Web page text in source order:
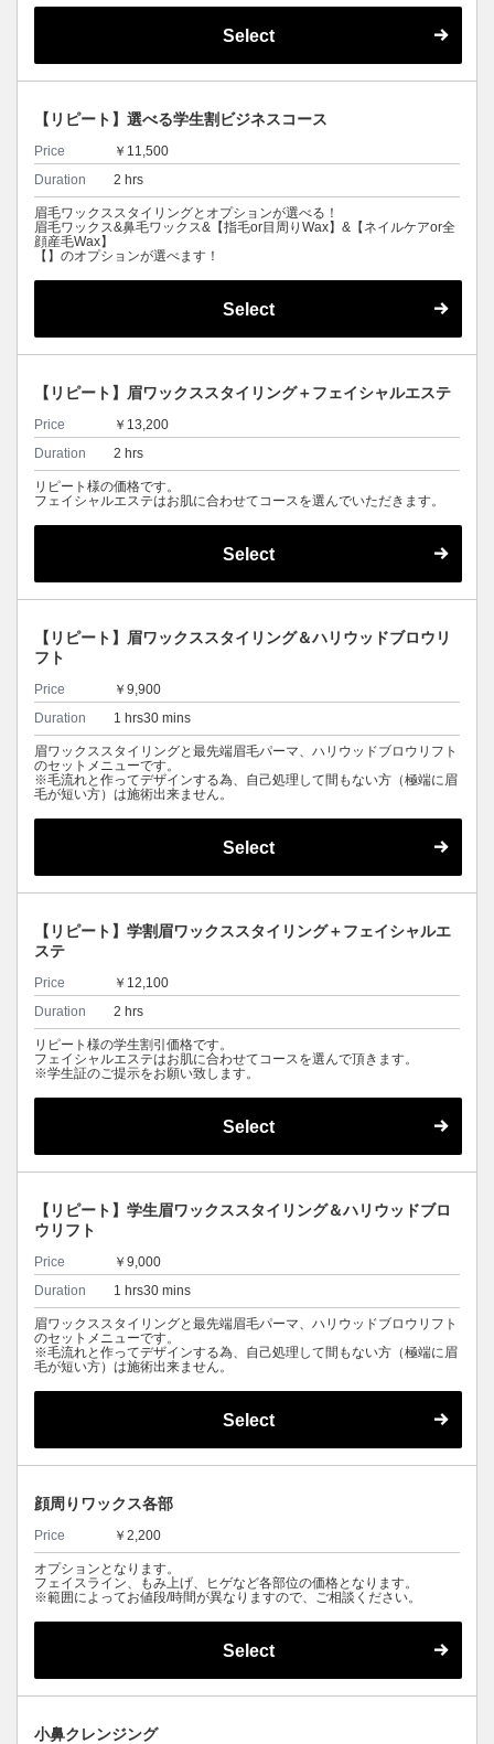
Select
【リピート】選べる学生割ビジネスコース
Price
￥11,500
Duration
2 hrs
眉毛ワックススタイリングとオプションが選べる！
眉毛ワックス&鼻毛ワックス&【指毛or目周りWax】&【ネイルケアor全
顔産毛Wax】
【】のオプションが選べます！
Select
【リピート】眉ワックススタイリング＋フェイシャルエステ
Price
￥13,200
Duration
2 hrs
リピート様の価格です。
フェイシャルエステはお肌に合わせてコースを選んでいただきます。
Select
【リピート】眉ワックススタイリング＆ハリウッドブロウリ
フト
Price
￥9,900
Duration
1 hrs30 mins
眉ワックススタイリングと最先端眉毛パーマ、ハリウッドブロウリフト
のセットメニューです。
※毛流れと作ってデザインする為、自己処理して間もない方（極端に眉
毛が短い方）は施術出来ません。
Select
【リピート】学割眉ワックススタイリング＋フェイシャルエ
ステ
Price
￥12,100
Duration
2 hrs
リピート様の学生割引価格です。
フェイシャルエステはお肌に合わせてコースを選んで頂きます。
※学生証のご提示をお願い致します。
Select
【リピート】学生眉ワックススタイリング＆ハリウッドブロ
ウリフト
Price
￥9,000
Duration
1 hrs30 mins
眉ワックススタイリングと最先端眉毛パーマ、ハリウッドブロウリフト
のセットメニューです。
※毛流れと作ってデザインする為、自己処理して間もない方（極端に眉
毛が短い方）は施術出来ません。
Select
顔周りワックス各部
Price ￥2,200
オプションとなります。
フェイスライン、もみ上げ、ヒゲなど各部位の価格となります。
※範囲によってお値段/時間が異なりますので、ご相談ください。
Select
小鼻クレンジング